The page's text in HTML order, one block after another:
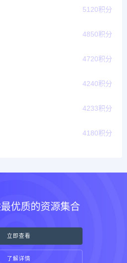
5120积分
4850积分
4720积分
4240积分
4233积分
4180积分
优质的资源集合
立即查看
了解详情